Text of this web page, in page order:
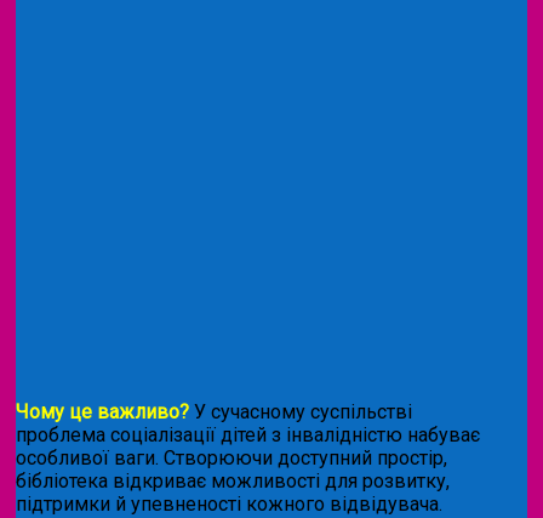
Чому це важливо? У сучасному суспільстві
проблема соціалізації дітей з інвалідністю набуває
особливої ваги. Створюючи доступний простір,
бібліотека відкриває можливості для розвитку,
підтримки й упевненості кожного відвідувача.